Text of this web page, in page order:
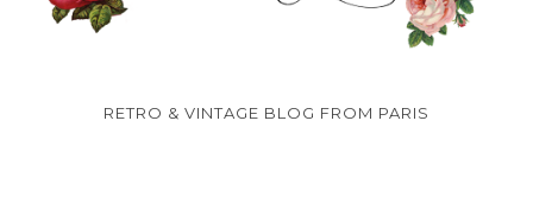
RETRO & VINTAGE BLOG FROM PARIS